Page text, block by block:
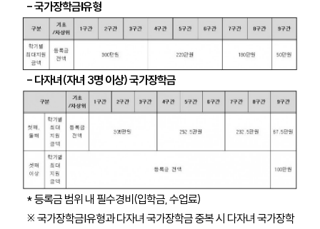
- 국가장학금Ⅰ유형
- 다자녀(자녀 3명 이상) 국가장학금
* 등록금 범위 내 필수경비(입학금, 수업료)
※ 국가장학금Ⅰ유형과 다자녀 국가장학금 중복 시 다자녀 국가장학